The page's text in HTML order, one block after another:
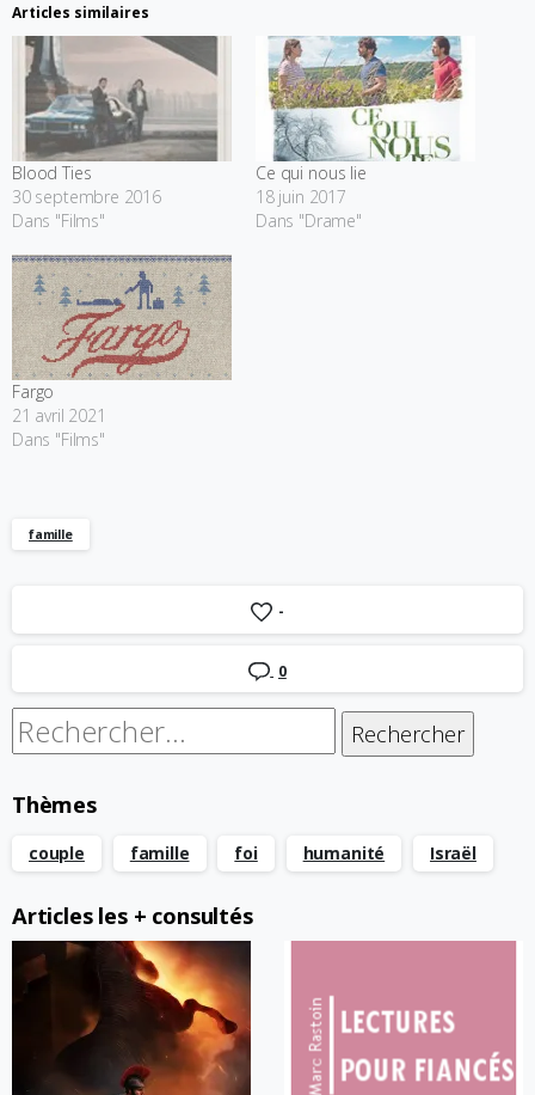
Articles similaires
Blood Ties
30 septembre 2016
Dans "Films"
Ce qui nous lie
18 juin 2017
Dans "Drame"
Fargo
21 avril 2021
Dans "Films"
famille
-
0
Rechercher :
Thèmes
couple famille foi humanité Israël
Articles les + consultés